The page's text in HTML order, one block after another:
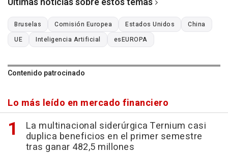
Bruselas Comisión Europea Estados Unidos
China
UE
Inteligencia Artificial esEUROPA
Contenido patrocinado
Lo más leído en mercado financiero
La multinacional siderúrgica Ternium casi
duplica beneficios en el primer semestre
tras ganar 482,5 millones